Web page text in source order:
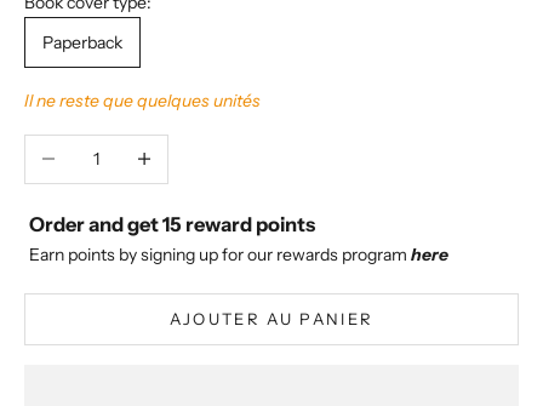
Paperback
Il ne reste que quelques unités
Diminuer la quantitéAugmenter la quantité
Order and get15 reward points
Earn points by signing up for our rewards program here
AJOUTER AU PANIER